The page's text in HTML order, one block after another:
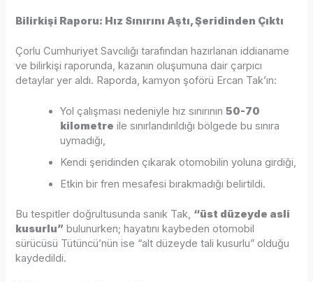
Bilirkişi Raporu: Hız Sınırını Aştı, Şeridinden Çıktı
Çorlu Cumhuriyet Savcılığı tarafından hazırlanan iddianame
ve bilirkişi raporunda, kazanın oluşumuna dair çarpıcı
detaylar yer aldı. Raporda, kamyon şoförü Ercan Tak’ın:
Yol çalışması nedeniyle hız sınırının50-70
kilometre ile sınırlandırıldığı bölgede bu sınıra
uymadığı,
Kendi şeridinden çıkarak otomobilin yoluna girdiği,
Etkin bir fren mesafesi bırakmadığı belirtildi.
Bu tespitler doğrultusunda sanık Tak, “üst düzeyde asli
kusurlu” bulunurken; hayatını kaybeden otomobil
sürücüsü Tütüncü’nün ise “alt düzeyde tali kusurlu” olduğu
kaydedildi.